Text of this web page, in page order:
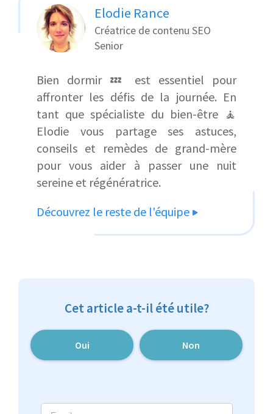
Elodie Rance
Créatrice de contenu SEO
Senior
Bien dormir 💤 est essentiel pour
affronter les défis de la journée. En
tant que spécialiste du bien-être 🧘
Elodie vous partage ses astuces,
conseils et remèdes de grand-mère
pour vous aider à passer une nuit
sereine et régénératrice.
Découvrez le reste de l'équipe
Cet article a-t-il été utile?
Oui Non